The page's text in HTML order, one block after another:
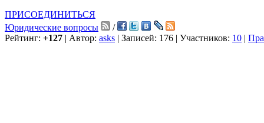
ПРИСОЕДИНИТЬСЯ
Юридические вопросы
/
Рейтинг: +127 | Автор: asks | Записей: 176 | Участников: 10 |